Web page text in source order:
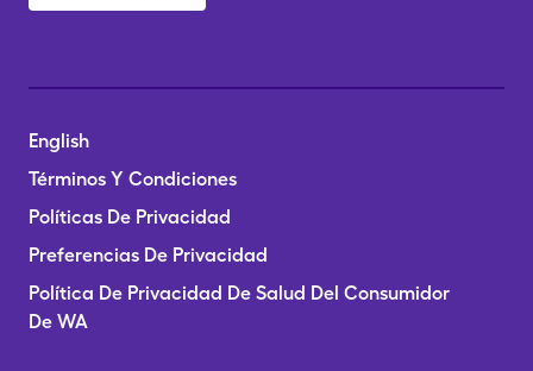
English
Términos Y Condiciones
Políticas De Privacidad
Preferencias De Privacidad
Política De Privacidad De Salud Del Consumidor
De WA